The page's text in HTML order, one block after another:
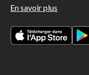
En savoir plus